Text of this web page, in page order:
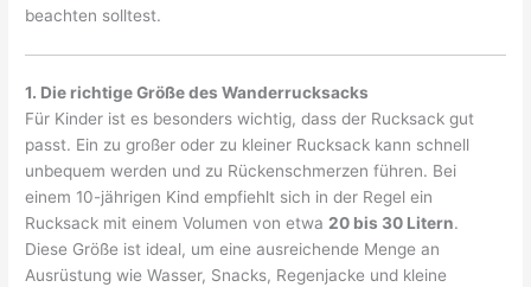
beachten solltest.
1. Die richtige Größe des Wanderrucksacks
Für Kinder ist es besonders wichtig, dass der Rucksack gut
passt. Ein zu großer oder zu kleiner Rucksack kann schnell
unbequem werden und zu Rückenschmerzen führen. Bei
einem 10-jährigen Kind empfiehlt sich in der Regel ein
Rucksack mit einem Volumen von etwa20 bis 30 Litern.
Diese Größe ist ideal, um eine ausreichende Menge an
Ausrüstung wie Wasser, Snacks, Regenjacke und kleine